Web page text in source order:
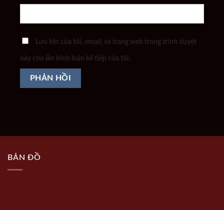
Lưu tên của tôi, email, và trang web trong trình duyệt
này cho lần bình luận kế tiếp của tôi.
BẢN ĐỒ